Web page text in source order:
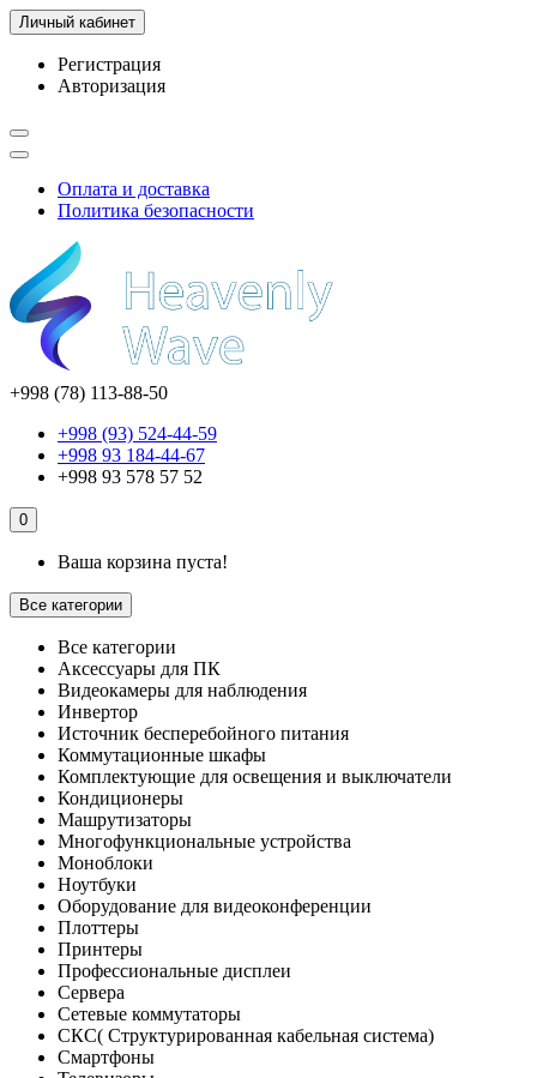
Личный кабинет
Регистрация
Авторизация
Оплата и доставка
Политика безопасности
+998 (78) 113-88-50
+998 (93) 524-44-59
+998 93 184-44-67
+998 93 578 57 52
0
Ваша корзина пуста!
Все категории
Все категории
Аксессуары для ПК
Видеокамеры для наблюдения
Инвертор
Источник бесперебойного питания
Коммутационные шкафы
Комплектующие для освещения и выключатели
Кондиционеры
Машрутизаторы
Многофункциональные устройства
Моноблоки
Ноутбуки
Оборудование для видеоконференции
Плоттеры
Принтеры
Профессиональные дисплеи
Сервера
Сетевые коммутаторы
СКС( Структурированная кабельная система)
Смартфоны